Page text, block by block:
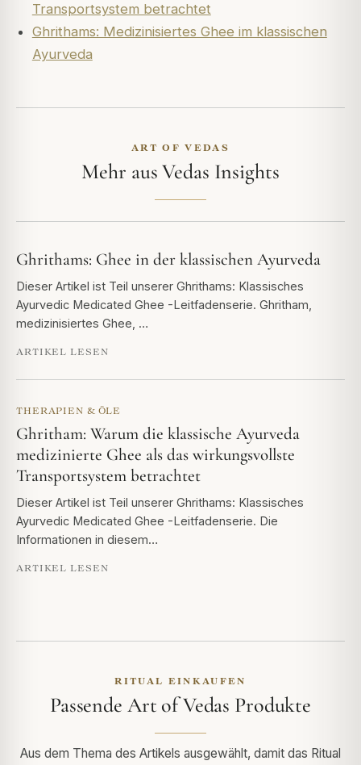
Transportsystem betrachtet
Ghrithams: Medizinisiertes Ghee im klassischen
Ayurveda
ART OF VEDAS
Mehr aus Vedas Insights
Ghrithams: Ghee in der klassischen Ayurveda
Dieser Artikel ist Teil unserer Ghrithams: Klassisches
Ayurvedic Medicated Ghee -Leitfadenserie. Ghritham,
medizinisiertes Ghee, …
ARTIKEL LESEN
THERAPIEN & ÖLE
Ghritham: Warum die klassische Ayurveda
medizinierte Ghee als das wirkungsvollste
Transportsystem betrachtet
Dieser Artikel ist Teil unserer Ghrithams: Klassisches
Ayurvedic Medicated Ghee -Leitfadenserie. Die
Informationen in diesem…
ARTIKEL LESEN
RITUAL EINKAUFEN
Passende Art of Vedas Produkte
Aus dem Thema des Artikels ausgewählt, damit das Ritual